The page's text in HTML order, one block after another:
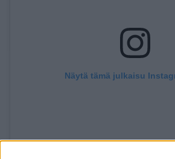
Näytä tämä julkaisu